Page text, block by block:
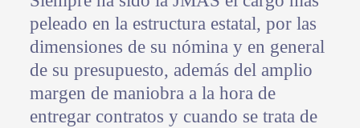
peleado en la estructura estatal, por las
dimensiones de su nómina y en general
de su presupuesto, además del amplio
margen de maniobra a la hora de
entregar contratos y cuando se trata de